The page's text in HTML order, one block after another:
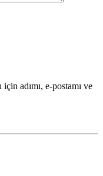
adımı, e-postamı ve